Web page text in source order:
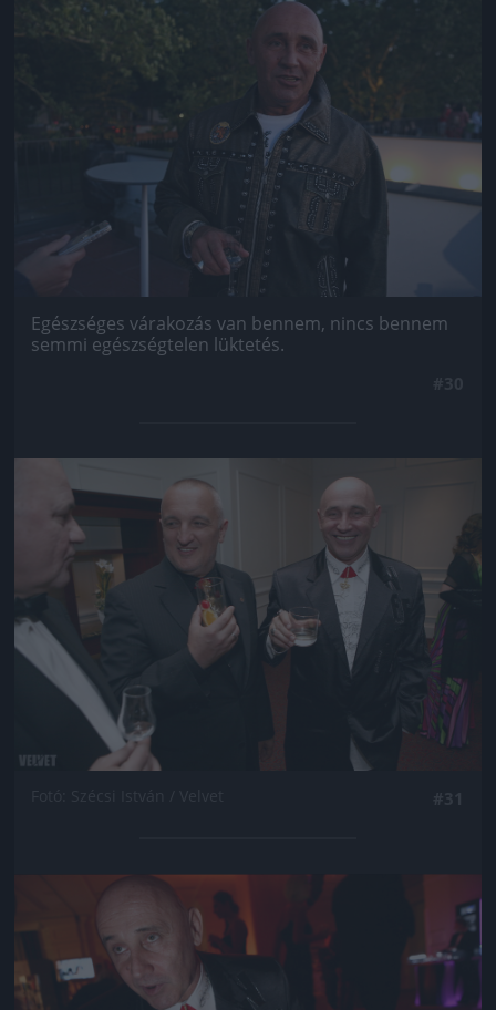
Jön még kép!
Egészséges várakozás van bennem, nincs bennem
semmi egészségtelen lüktetés.
Jön még kép!
Jön még kép!